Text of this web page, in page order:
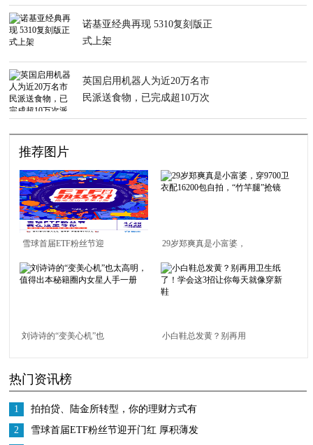
诺基亚经典再现 5310复刻版正
式上架
英国启用机器人为近20万名市
民派送食物，已完成超10万次
推荐图片
雪球首届ETF粉丝节迎
开门红 厚积薄发未来可
期
29岁郑爽真是小富婆，
穿9700卫衣配16200包
自拍，“竹竿腿”抢镜
刘诗诗的“变美心机”也
圈内女星人手一册
小白鞋总发黄？别再用
热门资讯榜
1
拍拍贷、陆金所转型，你的理财方式有
所转变吗？
2
雪球首届ETF粉丝节迎开门红 厚积薄发